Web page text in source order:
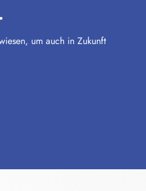
um auch in Zukunft